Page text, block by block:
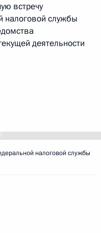
встречу
налоговой службы
деятельности
налоговой службы